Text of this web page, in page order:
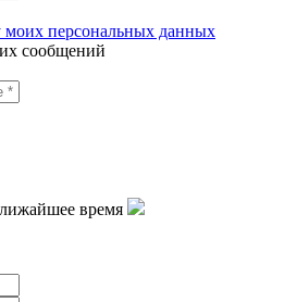
моих персональных данных
сообщений
время